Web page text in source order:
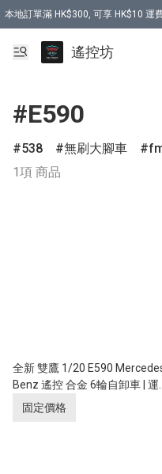
本地訂單滿 HK$300, 可享 HK$10 運
購買 7.6V 6500mah 70C 電池 送
遙控坊
#E590
538 無刷大腳車
1項 商品
全新 雙鷹 1/20 E590
Benz 遙控 合金 6輪自卸車 | 運
車 | 聯動燈 | 遙控貨斗升降 | 奔馳
固定價格